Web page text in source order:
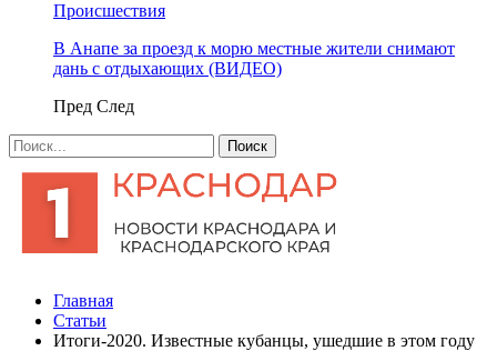
Происшествия
В Анапе за проезд к морю местные жители снимают
дань с отдыхающих (ВИДЕО)
Пред След
Главная
Статьи
Итоги-2020. Известные кубанцы, ушедшие в этом году